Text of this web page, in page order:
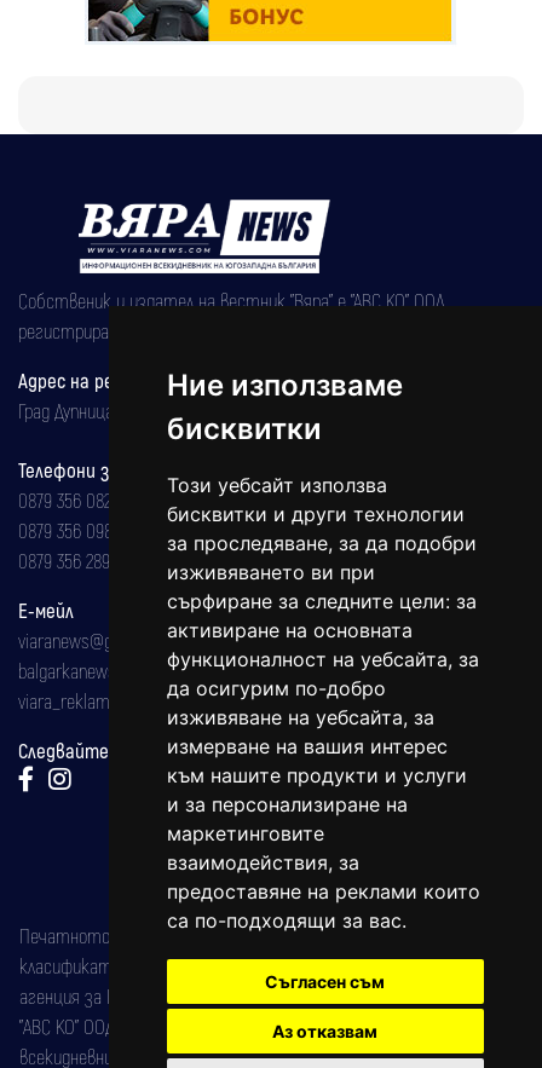
Ние използваме
бисквитки
Този уебсайт използва
бисквитки и други технологии
за проследяване, за да подобри
изживяването ви при
сърфиране за следните цели: за
активиране на основната
функционалност на уебсайта, за
да осигурим по-добро
изживяване на уебсайта, за
измерване на вашия интерес
към нашите продукти и услуги
и за персонализиране на
маркетинговите
взаимодействия, за
предоставяне на реклами които
са по-подходящи за вас.
Съгласен съм
Аз отказвам
Собственик и издател на вестник "Вяра" е "АВС КО" ООД,
регистрирана на 08.05.2002 година.
Адрес на редакцията
Град Дупница, ул.''Христо Ботев" 43
Телефони за реклама и абонаменти
0879 356 082
0879 356 098
0879 356 289
Е-мейл
viaranews@gmail.com
balgarkanews@gmail.com
viara_reklama@mail.bg
Следвайте ни:
Печатното издание на вестника е регистрирано в националния
класификатор на печатните издания (Българска национална
агенция за ISSN) под номер: ISSN 1312-4722.
"АВС КО" ООД е притежател на марката: Вяра информационен
всекидневник на югозападна България, със свидетелство за марка